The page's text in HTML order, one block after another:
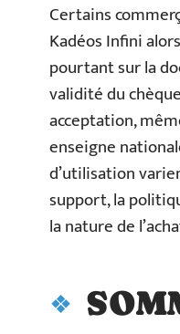
Certains
Kadéos Infini
pourtant sur la
validité du
acceptation,
enseigne
d’utilisation
support, la
la nature de